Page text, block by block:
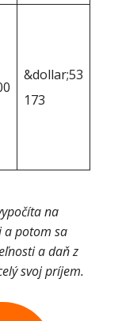
&dollar;53
173
na
a potom sa
a daň z
svoj príjem.